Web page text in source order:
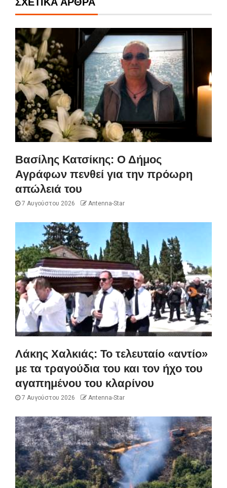
Βασίλης Κατσίκης: Ο Δήμος
Αγράφων πενθεί για την πρόωρη
απώλειά του
7 Αυγούστου 2026 Antenna-Star
Λάκης Χαλκιάς: Το τελευταίο «αντίο»
με τα τραγούδια του και τον ήχο του
αγαπημένου του κλαρίνου
7 Αυγούστου 2026 Antenna-Star